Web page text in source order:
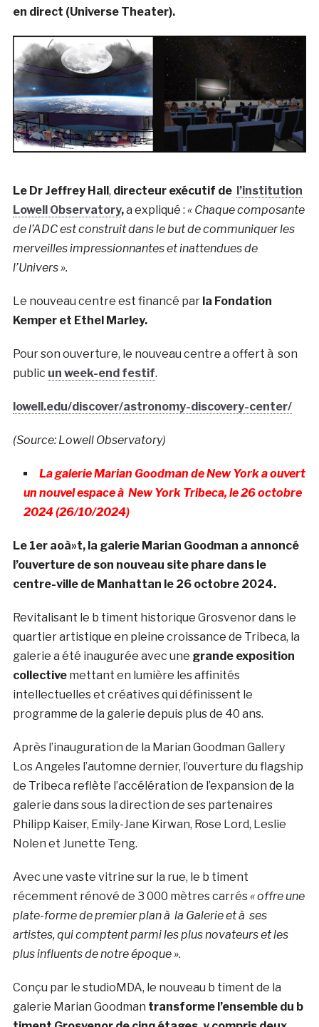
en direct (Universe Theater).
Le Dr Jeffrey Hall, directeur exécutif de l’institution
Lowell Observatory,a expliqué : « Chaque composante
de l’ADC est construit dans le but de communiquer les
merveilles impressionnantes et inattendues de
l’Univers ».
Le nouveau centre est financé par la Fondation
Kemper et Ethel Marley.
Pour son ouverture, le nouveau centre a offert à son
public un week-end festif.
lowell.edu/discover/astronomy-discovery-center/
(Source: Lowell Observatory)
La galerie Marian Goodman de New York a ouvert
un nouvel espace à New York Tribeca, le 26 octobre
2024 (26/10/2024)
Le 1er aoà»t, la galerie Marian Goodman a annoncé
l’ouverture de son nouveau site phare dans le
centre-ville de Manhattan le 26 octobre 2024.
Revitalisant le b timent historique Grosvenor dans le
quartier artistique en pleine croissance de Tribeca, la
galerie a été inaugurée avec une grande exposition
collectivemettant en lumière les affinités
intellectuelles et créatives qui définissent le
programme de la galerie depuis plus de 40 ans.
Après l’inauguration de la Marian Goodman Gallery
Los Angeles l’automne dernier, l’ouverture du flagship
de Tribeca reflète l’accélération de l’expansion de la
galerie dans sous la direction de ses partenaires
Philipp Kaiser, Emily-Jane Kirwan, Rose Lord, Leslie
Nolen et Junette Teng.
Avec une vaste vitrine sur la rue, le b timent
récemment rénové de 3 000 mètres carrés« offre une
plate-forme de premier plan à la Galerie et à ses
artistes, qui comptent parmi les plus novateurs et les
plus influents de notre époque ».
Conçu par le studioMDA, le nouveau b timent de la
galerie Marian Goodman transforme l’ensemble du b